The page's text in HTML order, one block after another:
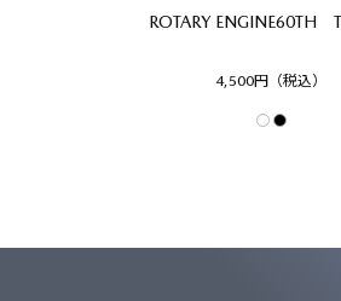
ROTARY ENGINE60TH
4,500円（税込）